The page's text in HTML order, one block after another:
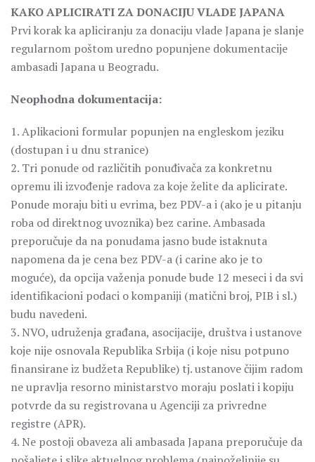
KAKO APLICIRATI ZA DONACIJU VLADE JAPANA
Prvi korak ka apliciranju za donaciju vlade Japana je slanje
regularnom poštom uredno popunjene dokumentacije
ambasadi Japana u Beogradu.
Neophodna dokumentacija:
1. Aplikacioni formular popunjen na engleskom jeziku
(dostupan i u dnu stranice)
2. Tri ponude od različitih ponuđivača za konkretnu
opremu ili izvođenje radova za koje želite da aplicirate.
Ponude moraju biti u evrima, bez PDV-a i (ako je u pitanju
roba od direktnog uvoznika) bez carine. Ambasada
preporučuje da na ponudama jasno bude istaknuta
napomena da je cena bez PDV-a (i carine ako je to
moguće), da opcija važenja ponude bude 12 meseci i da svi
identifikacioni podaci o kompaniji (matični broj, PIB i sl.)
budu navedeni.
3. NVO, udruženja građana, asocijacije, društva i ustanove
koje nije osnovala Republika Srbija (i koje nisu potpuno
finansirane iz budžeta Republike) tj. ustanove čijim radom
ne upravlja resorno ministarstvo moraju poslati i kopiju
potvrde da su registrovana u Agenciji za privredne
registre (APR).
4. Ne postoji obaveza ali ambasada Japana preporučuje da